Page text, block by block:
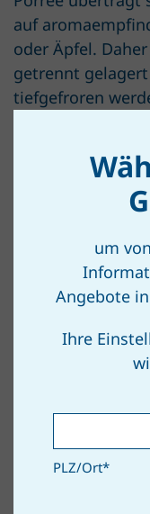
auf
oder Äpfel.
getrennt
tiefgefroren
REZEPTTIPP
1 Stg. Porree
um
Angebote
Ihre
PLZ/Ort*